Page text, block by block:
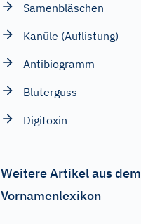
Samenbläschen
Kanüle (Auflistung)
Antibiogramm
Bluterguss
Digitoxin
Weitere Artikel aus dem
Vornamenlexikon